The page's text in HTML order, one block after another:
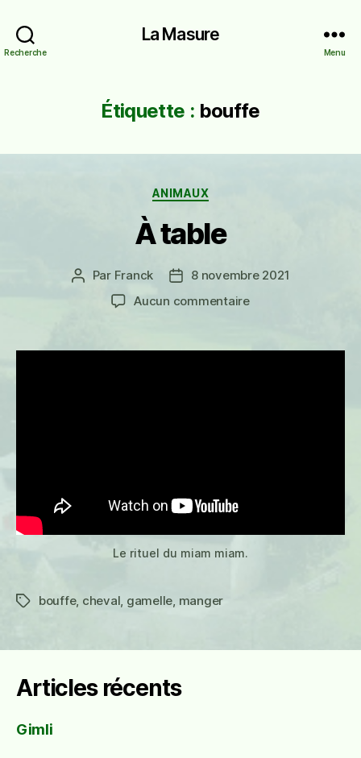
Recherche
La Masure
Menu
Étiquette : bouffe
Catégories
ANIMAUX
À table
Auteur
l’article
Par Franck
Date8 novembre 2021
Aucun commentairesur
Le rituel du miam miam.
Étiquettes
bouffe, cheval, gamelle, manger
Articles récents
Gimli